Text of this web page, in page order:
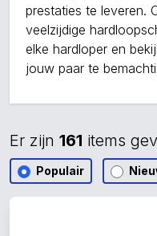
prestaties te leveren.
veelzijdige
elke hardloper en
jouw paar te
Er zijn 161 items
Populair